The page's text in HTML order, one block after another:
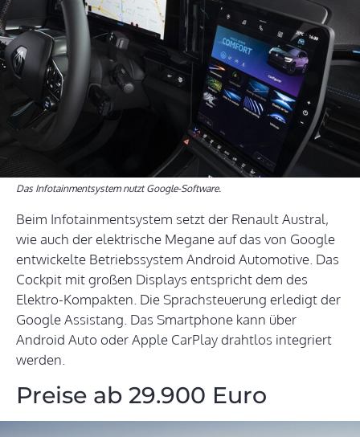
Das Infotainmentsystem nutzt Google-Software.
Beim Infotainmentsystem setzt der Renault Austral,
wie auch der elektrische Megane auf das von Google
entwickelte Betriebssystem Android Automotive. Das
Cockpit mit großen Displays entspricht dem des
Elektro-Kompakten. Die Sprachsteuerung erledigt der
Google Assistang. Das Smartphone kann über
Android Auto oder Apple CarPlay drahtlos integriert
werden.
Preise ab 29.900 Euro